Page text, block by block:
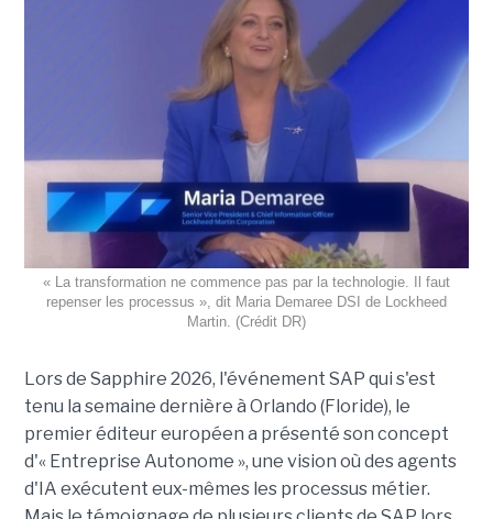
« La transformation ne commence pas par la technologie. Il faut
repenser les processus », dit Maria Demaree DSI de Lockheed
Martin. (Crédit DR)
Lors de Sapphire 2026, l'événement SAP qui s'est
tenu la semaine dernière à Orlando (Floride), le
premier éditeur européen a présenté son concept
d'« Entreprise Autonome », une vision où des agents
d'IA exécutent eux-mêmes les processus métier.